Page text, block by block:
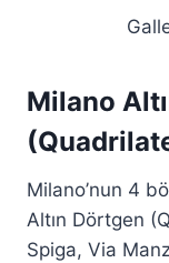
Milano
Milano’nun 4
Altın Dörtgen
Spiga, Via